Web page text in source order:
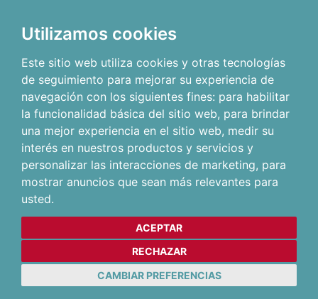
Utilizamos cookies
Este sitio web utiliza cookies y otras tecnologías
de seguimiento para mejorar su experiencia de
navegación con los siguientes fines: para habilitar
la funcionalidad básica del sitio web, para brindar
una mejor experiencia en el sitio web, medir su
interés en nuestros productos y servicios y
personalizar las interacciones de marketing, para
mostrar anuncios que sean más relevantes para
usted.
ACEPTAR
RECHAZAR
CAMBIAR PREFERENCIAS